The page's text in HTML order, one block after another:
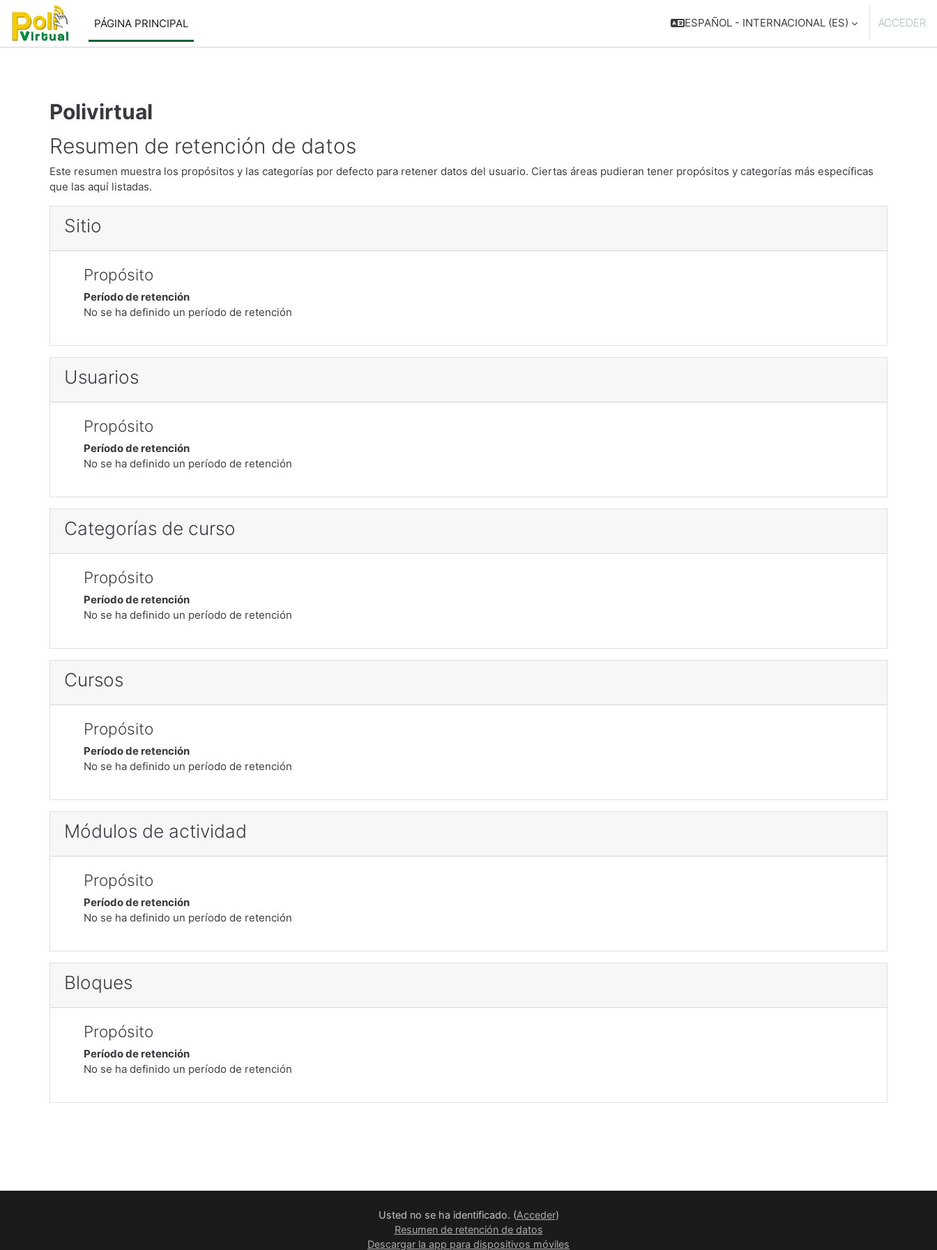
@import url('https://fonts.googleapis.com/css2?family=Poppins:wght@400;600;700&display=swap');
Salta al contenido principalPÁGINA PRINCIPAL ESPAÑOL - INTERNACIONAL ‎(ES)‎ ACCEDER
Polivirtual
Resumen de retención de datos
Este resumen muestra los propósitos y las categorías por defecto para retener datos del usuario. Ciertas áreas pudieran tener propósitos y categorías más específicas
que las aquí listadas.
Sitio
Propósito
Período de retención
No se ha definido un período de retención
Usuarios
Propósito
Período de retención
No se ha definido un período de retención
Categorías de curso
Propósito
Período de retención
No se ha definido un período de retención
Cursos
Propósito
Período de retención
No se ha definido un período de retención
Módulos de actividad
Propósito
Período de retención
No se ha definido un período de retención
Bloques
Propósito
Período de retención
No se ha definido un período de retención
Usted no se ha identificado. (Acceder)
Resumen de retención de datos
Descargar la app para dispositivos móviles